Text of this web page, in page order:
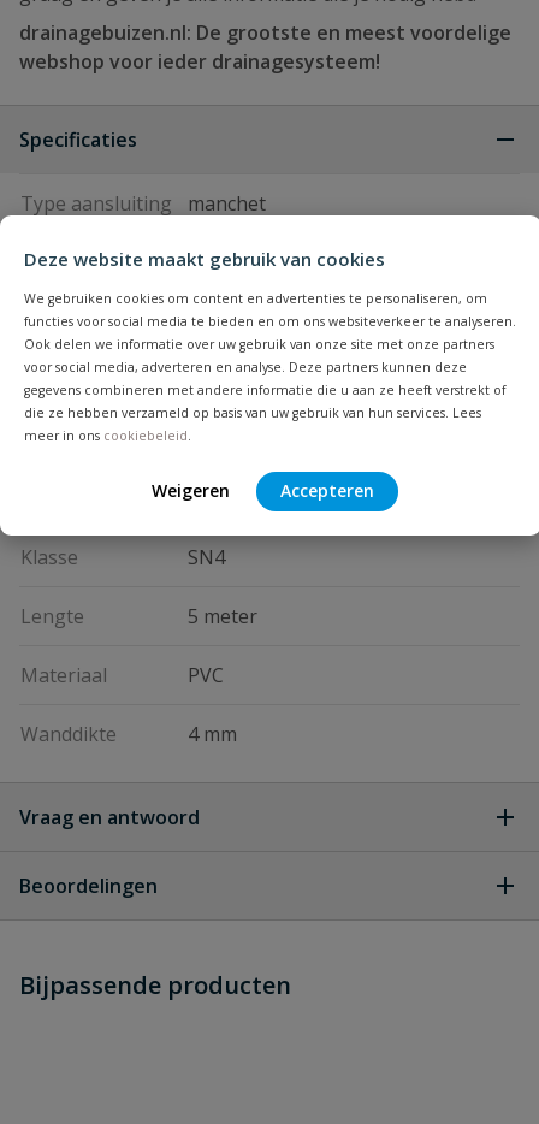
Deze website maakt gebruik van cookies
We gebruiken cookies om content en advertenties te personaliseren, om
functies voor social media te bieden en om ons websiteverkeer te analyseren.
Ook delen we informatie over uw gebruik van onze site met onze partners
voor social media, adverteren en analyse. Deze partners kunnen deze
gegevens combineren met andere informatie die u aan ze heeft verstrekt of
die ze hebben verzameld op basis van uw gebruik van hun services. Lees
meer in ons cookiebeleid
Weigeren Accepteren
drainagebuizen.nl: De grootste en meest voordelige
webshop voor ieder drainagesysteem!
Specificaties
Type aansluiting manchet
Binnendiameter 152 mm
Buitendiameter 160 mm
Diameter 160 mm
Kleur grijs
KOMO
Klasse SN4
Lengte 5 meter
Materiaal PVC
Wanddikte 4 mm
Vraag en antwoord
dit product?
Beoordelingen
Schrijf zelf een beoordeling
Bijpassende producten